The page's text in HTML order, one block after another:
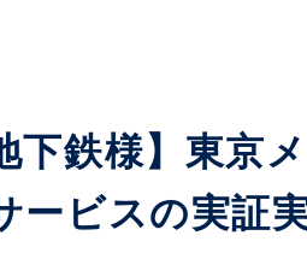
下鉄様】東京
ービスの実証